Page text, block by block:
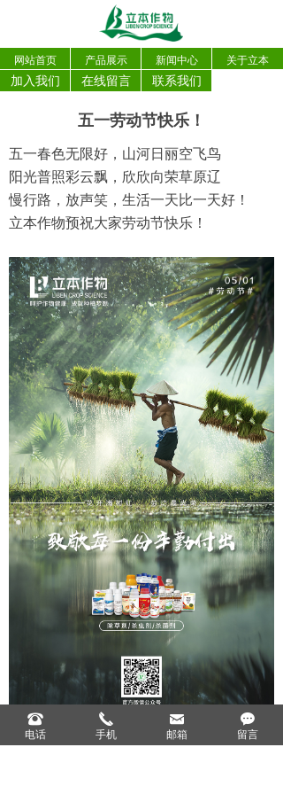
网站首页 产品展示 新闻中心 关于立本
加入我们 在线留言 联系我们
五一劳动节快乐！
五一春色无限好，山河日丽空飞鸟
阳光普照彩云飘，欣欣向荣草原辽
慢行路，放声笑，生活一天比一天好！
立本作物预祝大家劳动节快乐！
뀰
电话
끅
手机
낂
邮箱
끁
留言